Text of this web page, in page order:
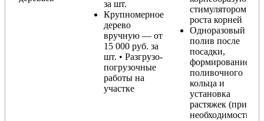
за шт.
Крупномерное
дерево
вручную — от
15 000 руб. за
шт. • Разгрузо-
погрузочные
работы на
участке
стимулятором
роста корней
Одноразовый
полив после
посадки,
формирование
поливочного
кольца и
установка
растяжек (при
необходимости)